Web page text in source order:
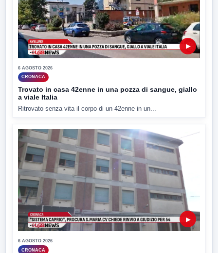
▶
6 AGOSTO 2026
CRONACA
Trovato in casa 42enne in una pozza di sangue, giallo
a viale Italia
Ritrovato senza vita il corpo di un 42enne in un...
▶
6 AGOSTO 2026
CRONACA